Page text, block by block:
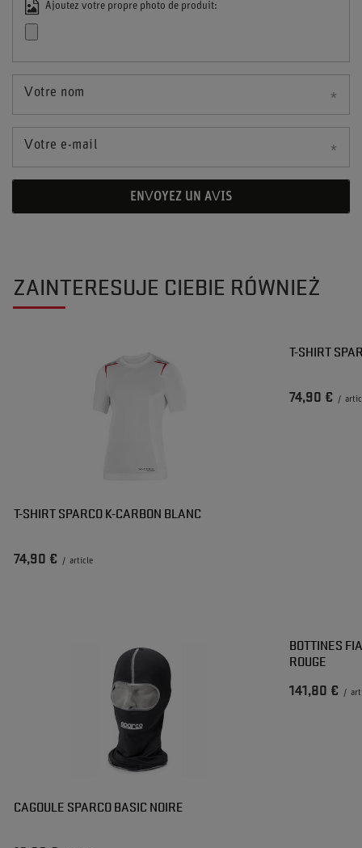
Ajoutez votre propre photo de produit:
Votre nom
Votre e-mail
ENVOYEZ UN AVIS
ZAINTERESUJE CIEBIE RÓWNIEŻ
T-SHIRT SPARCO K-CARBON BLANC
74,90 € / article
T-SHIRT
74,90 € /
CAGOULE SPARCO BASIC NOIRE
BOTTINES
ROUGE
141,80 € /